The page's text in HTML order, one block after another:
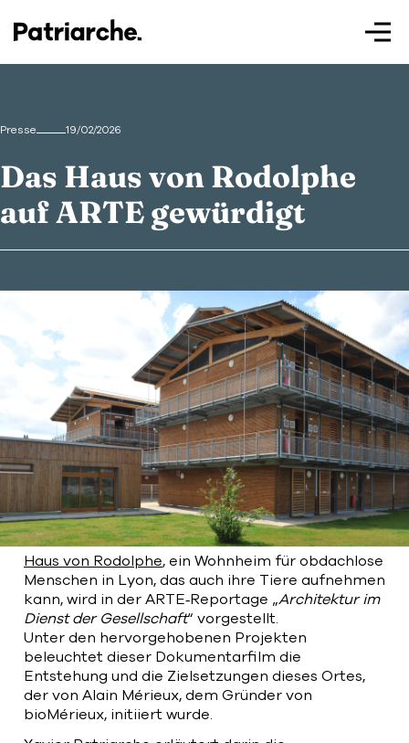
Presse 19/02/2026
Das Haus von Rodolphe
auf ARTE gewürdigt
Haus von Rodolphe, ein Wohnheim für obdachlose
Menschen in Lyon, das auch ihre Tiere aufnehmen
kann, wird in der ARTE‑Reportage „Architektur im
Dienst der Gesellschaft“ vorgestellt.
Unter den hervorgehobenen Projekten
beleuchtet dieser Dokumentarfilm die
Entstehung und die Zielsetzungen dieses Ortes,
der von Alain Mérieux, dem Gründer von
bioMérieux, initiiert wurde.
Patriarche.
Augmented
Patriarche.
Architecte, ingénieur et designer
Bart | Patriarche
Maître d'ouvrage
Autumn | Patriarche
Contractant général
Myah | Patriarche
Contractant général d’aménagement
intérieur
February | Patriarche
Concepteur de solutions digitales
appliquées au bâtiment